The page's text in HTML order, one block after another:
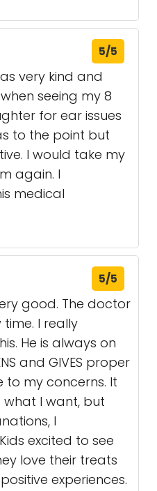
5/5
very kind and
seeing my 8
for ear issues
to the point but
I would take my
again. I
medical
5/5
good. The doctor
time. I really
He is always on
and GIVES proper
to my concerns. It
I want, but
I
excited to see
love their treats
experiences.